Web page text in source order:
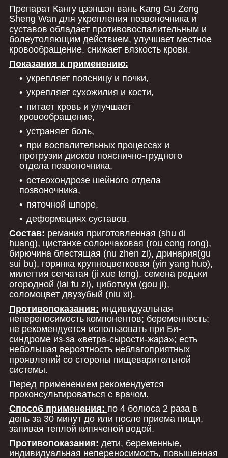
Препарат Кангу цзэншэн вань Kang Gu Zeng
Sheng Wan для укрепления позвоночника и
суставов обладает противовоспалительным и
болеутоляющим действием, улучшает местное
кровообращение, снижает вязкость крови.
Показания к применению:
укрепляет поясницу и почки,
укрепляет сухожилия и кости,
питает кровь и улучшает
кровообращение,
устраняет боль,
при воспалительных процессах и
протрузии дисков пояснично-грудного
отдела позвоночника,
остеохондрозе шейного отдела
позвоночника,
пяточной шпоре,
деформациях суставов.
Состав: ремания приготовленная (shu di
huang), цистанхе солончаковая (rou cong rong),
бирючина блестящая (nu zhen zi), дринария(gu
sui bu), горянка крупноцветковая (yin yang huo),
милеттия сетчатая (ji xue teng), семена редьки
огородной (lai fu zi), циботиум (gou ji),
соломоцвет двузубый (niu xi).
Противопоказания: индивидуальная
непереносимость компонентов; беременность;
не рекомендуется использовать при Би-
синдроме из-за «ветра-сырости-жара»; есть
небольшая вероятность неблагоприятных
проявлений со стороны пищеварительной
системы.
Перед применением рекомендуется
проконсультироваться с врачом.
Способ применения: по 4 болюса 2 раза в
день за 30 минут до или после приема пищи,
запивая теплой кипяченой водой.
Противопоказания: дети, беременные,
индивидуальная непереносимость, повышенная